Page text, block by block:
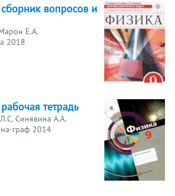
вопросов и
Е.А.
2018
тетрадь
Синявина А.А.
граф 2014